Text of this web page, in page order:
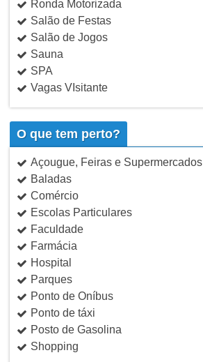
Ronda Motorizada
Salão de Festas
Salão de Jogos
Sauna
SPA
Vagas VIsitante
O que tem perto?
Açougue, Feiras e Supermercados
Baladas
Comércio
Escolas Particulares
Faculdade
Farmácia
Hospital
Parques
Ponto de Oníbus
Ponto de táxi
Posto de Gasolina
Shopping